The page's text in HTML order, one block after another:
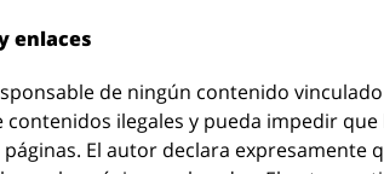
enlaces
de ningún contenido
ilegales y pueda impedir
El autor declara